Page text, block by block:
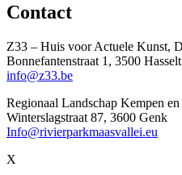
Contact
Z33 – Huis voor Actuele Kunst,
Bonnefantenstraat 1, 3500 Hasselt
info@z33.be
Regionaal Landschap Kempen
Winterslagstraat 87, 3600 Genk
Info@rivierparkmaasvallei.eu
X